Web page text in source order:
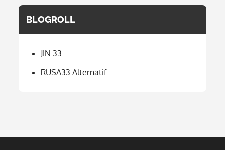
BLOGROLL
JIN 33
RUSA33 Alternatif